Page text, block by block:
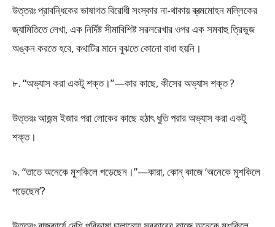
উত্তরঃ প্রাবন্ধিকের ভাষাগত বিরোধী সংস্কার না-থাকায় ব্ৰত্মমোহন মল্লিকের
জ্যামিতিতে লেখা, এক নির্দিষ্ট সীমাবিশিষ্ট সরলরেখার ওপর এক সমবাহু ত্রিভুজ
অঙ্কন করতে হবে, কথাটির মানে বুঝতে কোনো বাধা হয়নি।
৮. “অভ্যাস করা একটু শক্ত।”—কার কাছে, কীসের অভ্যাস শক্ত ?
উত্তরঃ আজন্ম ইজার পরা লোকের কাছে হঠাৎ ধুতি পরার অভ্যাস করা একটু
শক্ত।
৯. “তাতে অনেকে মুশকিলে পড়েছেন।”—কারা, কোন্ কাজে ‘অনেকে মুশকিলে
পড়েছেন’?